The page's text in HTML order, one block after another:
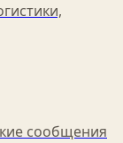
сообщения